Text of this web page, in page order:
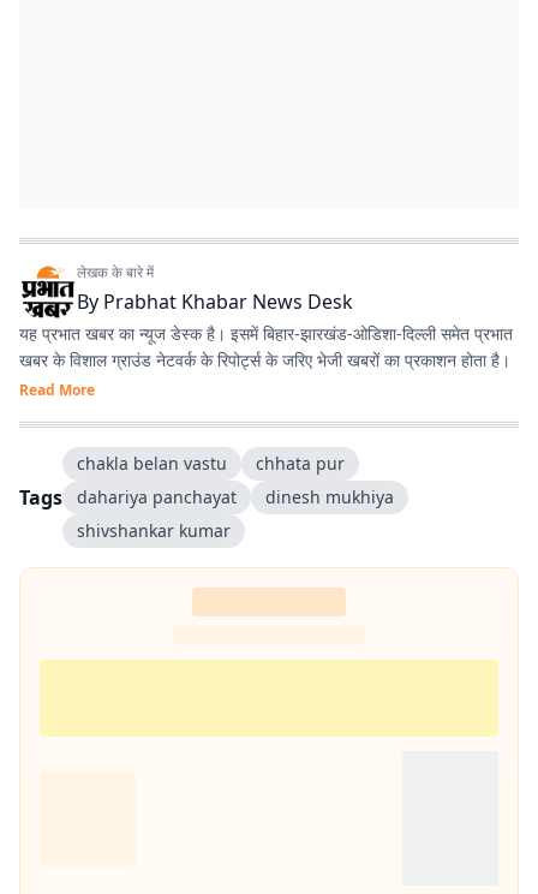
लेखक के बारे में
By Prabhat Khabar News Desk
यह प्रभात खबर का न्यूज डेस्क है। इसमें बिहार-झारखंड-ओडिशा-दिल्‍ली समेत प्रभात
खबर के विशाल ग्राउंड नेटवर्क के रिपोर्ट्स के जरिए भेजी खबरों का प्रकाशन होता है।
Read More
Tags
chakla belan vastu
chhata pur
dahariya panchayat
dinesh mukhiya
shivshankar kumar